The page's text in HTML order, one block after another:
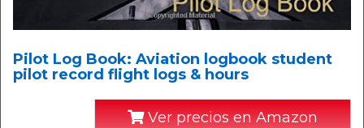
Pilot Log Book: Aviation logbook student
pilot record flight logs & hours
Ver precios en Amazon